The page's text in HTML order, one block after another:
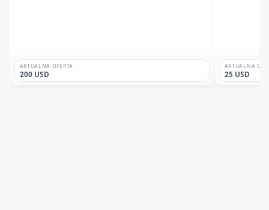
AKTUALNA OFERTA
200 USD
AKTUALNA
25 USD